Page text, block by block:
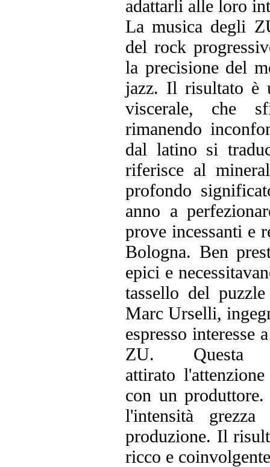
adattarli alle loro
La musica degli
del rock
la precisione del
jazz. Il risultato è
viscerale, che
rimanendo
dal latino si
riferisce al
profondo
anno a
prove incessanti e
Bologna. Ben
epici e
tassello del
Marc Urselli,
espresso interesse
ZU. Questa
attirato
con un
l'intensità
produzione. Il
ricco e